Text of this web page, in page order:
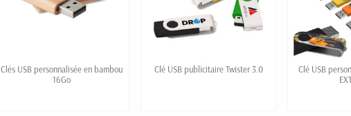
Clés USB personnalisée en bambou
16Go
Clé USB publicitaire Twister 3.0
Clé USB